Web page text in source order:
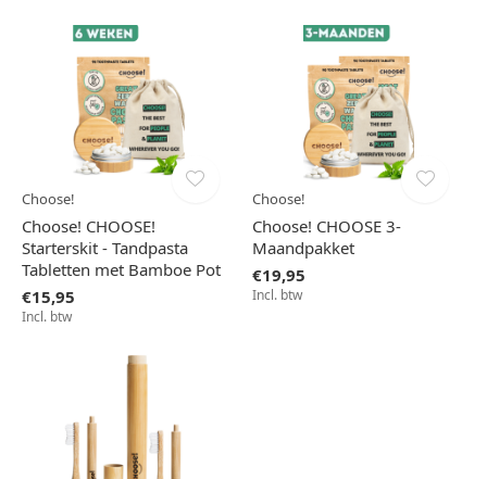
Choose!
Choose! CHOOSE!
Starterskit - Tandpasta
Tabletten met Bamboe Pot
€15,95
Incl. btw
Choose!
Choose! CHOOSE 3-
Maandpakket
€19,95
Incl. btw